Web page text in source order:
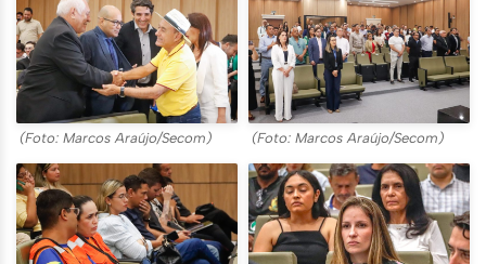
(Foto: Marcos Araújo/Secom) (Foto: Marcos Araújo/Secom)